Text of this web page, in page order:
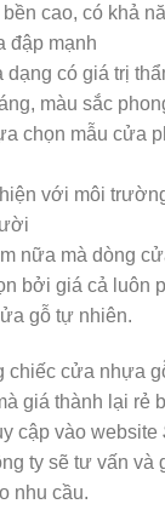
cao, có khả
đập mạnh
dạng có giá trị
màu sắc
chọn mẫu cửa
với môi
nữa mà dòng
bởi giá cả luôn
gỗ tự nhiên.
chiếc cửa nhựa
giá thành lại rẻ
cập vào website
ty sẽ tư vấn và
nhu cầu.